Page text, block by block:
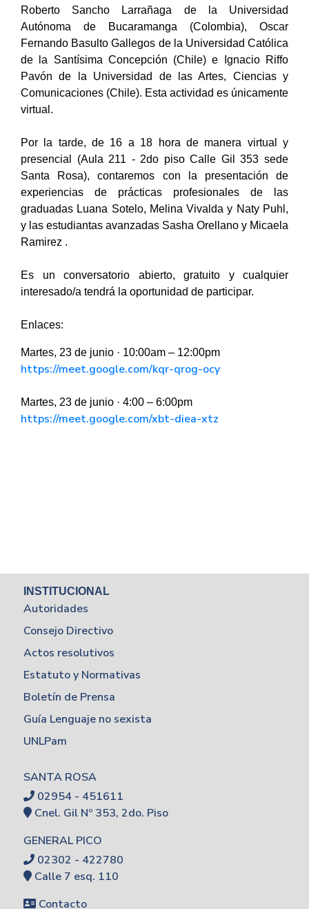
Roberto Sancho Larrañaga de la Universidad
Autónoma de Bucaramanga (Colombia), Oscar
Fernando Basulto Gallegos de la Universidad Católica
de la Santísima Concepción (Chile) e Ignacio Riffo
Pavón de la Universidad de las Artes, Ciencias y
Comunicaciones (Chile). Esta actividad es únicamente
virtual.
Por la tarde, de 16 a 18 hora de manera virtual y
presencial (Aula 211 - 2do piso Calle Gil 353 sede
Santa Rosa), contaremos con la presentación de
experiencias de prácticas profesionales de las
graduadas Luana Sotelo, Melina Vivalda y Naty Puhl,
y las estudiantas avanzadas Sasha Orellano y Micaela
Ramirez .
Es un conversatorio abierto, gratuito y cualquier
interesado/a tendrá la oportunidad de participar.
Enlaces:
Martes, 23 de junio · 10:00am – 12:00pm
https://meet.google.com/kqr-qrog-ocy
Martes, 23 de junio · 4:00 – 6:00pm
https://meet.google.com/xbt-diea-xtz
INSTITUCIONAL
Autoridades
Consejo Directivo
Actos resolutivos
Estatuto y Normativas
Boletín de Prensa
Guía Lenguaje no sexista
UNLPam
SANTA ROSA
02954 - 451611
Cnel. Gil Nº 353, 2do. Piso
GENERAL PICO
02302 - 422780
Calle 7 esq. 110
Contacto